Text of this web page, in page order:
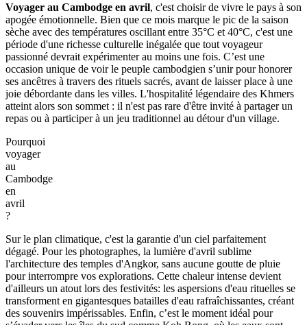
Voyager au Cambodge en avril, c'est choisir de vivre le pays à son
apogée émotionnelle. Bien que ce mois marque le pic de la saison
sèche avec des températures oscillant entre 35°C et 40°C, c'est une
période d'une richesse culturelle inégalée que tout voyageur
passionné devrait expérimenter au moins une fois. C’est une
occasion unique de voir le peuple cambodgien s’unir pour honorer
ses ancêtres à travers des rituels sacrés, avant de laisser place à une
joie débordante dans les villes. L'hospitalité légendaire des Khmers
atteint alors son sommet : il n'est pas rare d'être invité à partager un
repas ou à participer à un jeu traditionnel au détour d'un village.
Pourquoi
voyager
au
Cambodge
en
avril
?
Sur le plan climatique, c'est la garantie d'un ciel parfaitement
dégagé. Pour les photographes, la lumière d'avril sublime
l'architecture des temples d'Angkor, sans aucune goutte de pluie
pour interrompre vos explorations. Cette chaleur intense devient
d'ailleurs un atout lors des festivités: les aspersions d'eau rituelles se
transforment en gigantesques batailles d'eau rafraîchissantes, créant
des souvenirs impérissables. Enfin, c’est le moment idéal pour